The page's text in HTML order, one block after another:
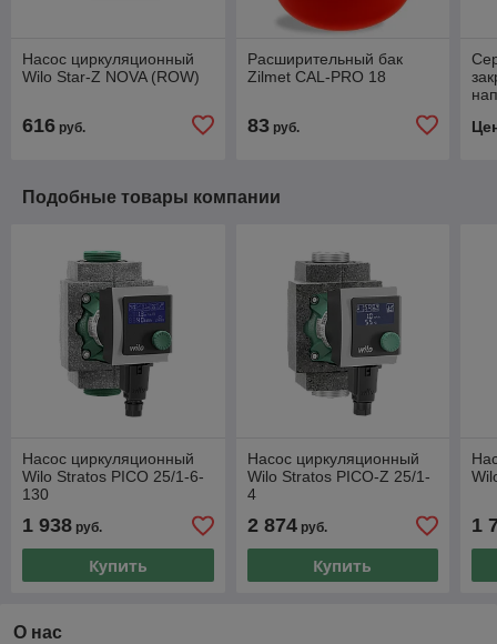
Насос циркуляционный
Wilo Star-Z NOVA (ROW)
616 руб.
Расширительный бак
Zilmet CAL-PRO 18
83руб.
Подобные товары компании
Насос циркуляционный
Wilo Stratos PICO 25/1-6-
130
1 938 руб.
Купить
Насос циркуляционный
Wilo Stratos PICO-Z 25/1-
4
2 874руб.
Купить
1
О нас